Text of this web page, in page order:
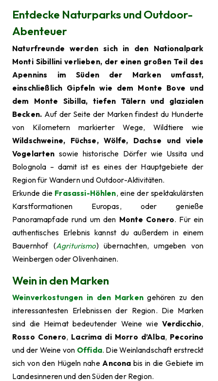
Entdecke Naturparks und Outdoor-
Abenteuer
Naturfreunde werden sich in den Nationalpark
Monti Sibillini verlieben, der einen großen Teil des
Apennins im Süden der Marken umfasst,
einschließlich Gipfeln wie dem Monte Bove und
dem Monte Sibilla, tiefen Tälern und glazialen
Becken. Auf der Seite der Marken findest du Hunderte
von Kilometern markierter Wege, Wildtiere wie
Wildschweine, Füchse, Wölfe, Dachse und viele
Vogelarten sowie historische Dörfer wie Ussita und
Bolognola – damit ist es eines der Hauptgebiete der
Region für Wandern und Outdoor-Aktivitäten.
Erkunde die Frasassi-Höhlen, eine der spektakulärsten
Karstformationen Europas, oder genieße
Panoramapfade rund um den Monte Conero. Für ein
authentisches Erlebnis kannst du außerdem in einem
Bauernhof (Agriturismo) übernachten, umgeben von
Weinbergen oder Olivenhainen.
Wein in den Marken
Weinverkostungen in den Markengehören zu den
interessantesten Erlebnissen der Region. Die Marken
sind die Heimat bedeutender Weine wie Verdicchio,
Rosso Conero, Lacrima di Morro d’Alba, Pecorino
und der Weine von Offida. Die Weinlandschaft erstreckt
sich von den Hügeln naheAncona bis in die Gebiete im
Landesinneren und den Süden der Region.